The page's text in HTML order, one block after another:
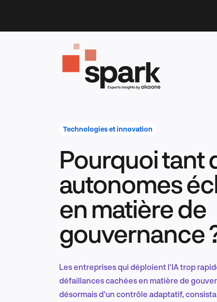
content
Technologies et innovation
Pourquoi tant
autonomes
en matière de
gouvernance
Les entreprises qui déploient l'IA trop
défaillances cachées en matière de
désormais d'un contrôle adaptatif,